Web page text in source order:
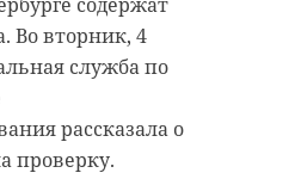
Во вторник, 4
служба по
рассказала о
проверку.
Федерации по
и
своими
приставы